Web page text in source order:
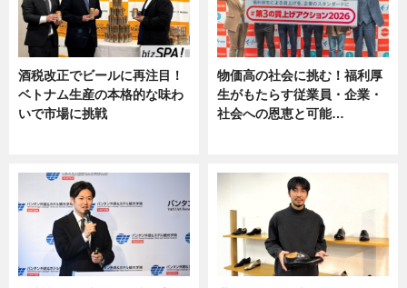
酒税改正でビールに再注目！
ベトナム生産の本格的な味わ
いで市場に挑戦
物価高の社会に挑む！福利厚
生がもたらす従業員・企業・
社会への恩恵と可能…